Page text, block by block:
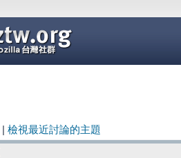
檢視最近討論的主題